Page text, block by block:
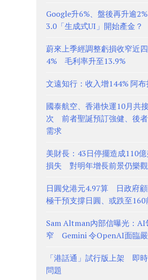
Google升6%、盤後再升逾
3.0「生成式UI」開始產金？
蔚來上季經調整虧損收窄近
4% 毛利率升至13.9%
文遠知行：收入增144% 阿
國泰航空、香港快運10月共
次 前者聖誕預訂強健、後
需求
美財長：43日停擺造成110
損失 對明年增長前景仍樂觀
日圓兌港元4.97算 日政府
極干預支撐日圓、或跌至160
Sam Altman內部信曝光：AI
窄 Gemini 令OpenAI面臨
「港話通」試行版上架 即
問題